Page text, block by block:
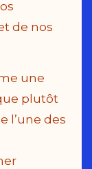
de nos
une
plutôt
l’une des